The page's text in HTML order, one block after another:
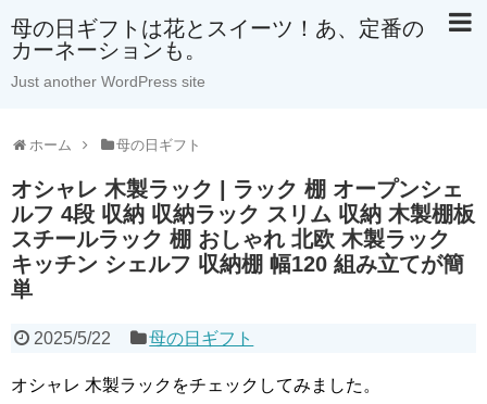
母の日ギフトは花とスイーツ！あ、定番の
カーネーションも。
Just another WordPress site
ホーム 母の日ギフト
オシャレ 木製ラック | ラック 棚 オープンシェ
ルフ 4段 収納 収納ラック スリム 収納 木製棚板
スチールラック 棚 おしゃれ 北欧 木製ラック
キッチン シェルフ 収納棚 幅120 組み立てが簡
単
2025/5/22 母の日ギフト
オシャレ 木製ラックをチェックしてみました。